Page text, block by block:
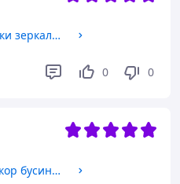
Украшение на машину ручки зеркала набор 2шт
0 0
Свадебные бокалы пара декор бусины стразы 3150301